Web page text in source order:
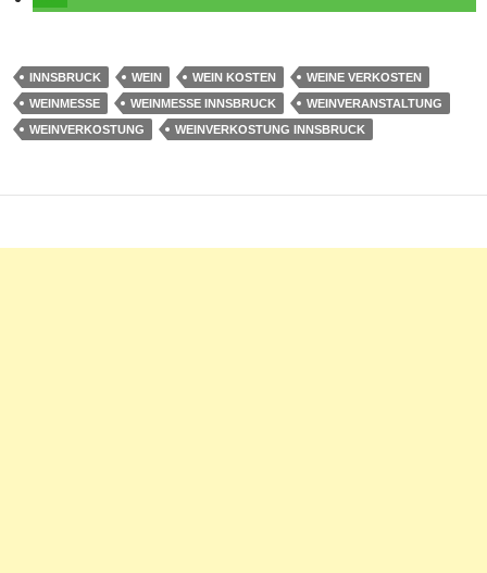
INNSBRUCK WEIN WEIN KOSTEN
WEINE VERKOSTEN
WEINMESSE
WEINMESSE INNSBRUCK
WEINVERANSTALTUNG
WEINVERKOSTUNG
WEINVERKOSTUNG INNSBRUCK